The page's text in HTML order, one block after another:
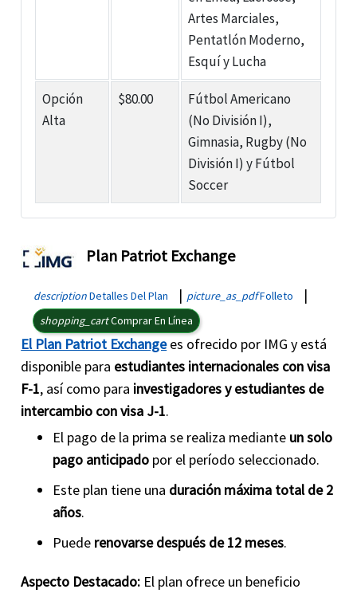
Artes Marciales,
Pentatlón Moderno,
Esquí y Lucha
Opción
Alta
$80.00
Fútbol Americano
(No División I),
Gimnasia, Rugby (No
División I) y Fútbol
Soccer
Plan Patriot Exchange
descriptionDetalles Del Plan | picture_as_pdfFolleto |
shopping_cartComprar En Línea
El Plan Patriot Exchange es ofrecido por IMG y está
disponible para estudiantes internacionales con visa
F-1, así como para investigadores y estudiantes de
intercambio con visa J-1.
El pago de la prima se realiza mediante un solo
pago anticipado por el período seleccionado.
Este plan tiene una duración máxima total de 2
años.
Puede renovarse después de 12 meses.
Aspecto Destacado: El plan ofrece un beneficio